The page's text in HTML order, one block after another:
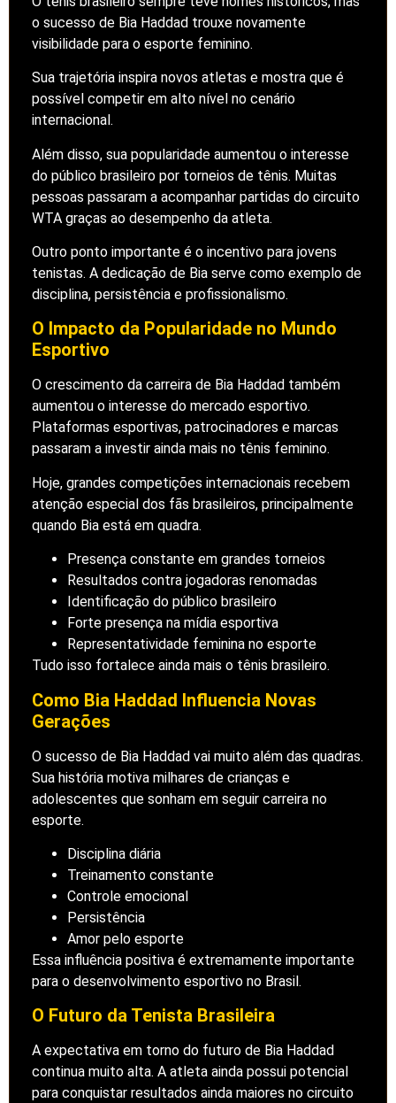
o sucesso de Bia Haddad trouxe novamente
visibilidade para o esporte feminino.
Sua trajetória inspira novos atletas e mostra que é
possível competir em alto nível no cenário
internacional.
Além disso, sua popularidade aumentou o interesse
do público brasileiro por torneios de tênis. Muitas
pessoas passaram a acompanhar partidas do circuito
WTA graças ao desempenho da atleta.
Outro ponto importante é o incentivo para jovens
tenistas. A dedicação de Bia serve como exemplo de
disciplina, persistência e profissionalismo.
O Impacto da Popularidade no Mundo
Esportivo
O crescimento da carreira de Bia Haddad também
aumentou o interesse do mercado esportivo.
Plataformas esportivas, patrocinadores e marcas
passaram a investir ainda mais no tênis feminino.
Hoje, grandes competições internacionais recebem
atenção especial dos fãs brasileiros, principalmente
quando Bia está em quadra.
Presença constante em grandes torneios
Resultados contra jogadoras renomadas
Identificação do público brasileiro
Forte presença na mídia esportiva
Representatividade feminina no esporte
Tudo isso fortalece ainda mais o tênis brasileiro.
Como Bia Haddad Influencia Novas
Gerações
O sucesso de Bia Haddad vai muito além das quadras.
Sua história motiva milhares de crianças e
adolescentes que sonham em seguir carreira no
esporte.
Disciplina diária
Treinamento constante
Controle emocional
Persistência
Amor pelo esporte
Essa influência positiva é extremamente importante
para o desenvolvimento esportivo no Brasil.
O Futuro da Tenista Brasileira
A expectativa em torno do futuro de Bia Haddad
continua muito alta. A atleta ainda possui potencial
para conquistar resultados ainda maiores no circuito